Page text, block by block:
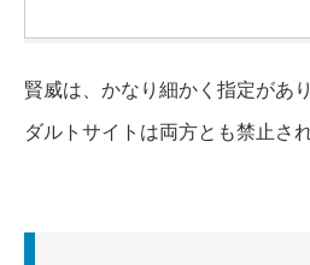
賢威は、かなり細かく指定があり
ダルトサイトは両方とも禁止さ